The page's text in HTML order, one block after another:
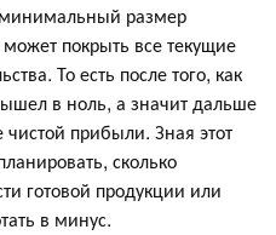
размер
покрыть все текущие
То есть после того, как
в ноль, а значит дальше
чистой прибыли. Зная этот
сколько
готовой продукции или
в минус.